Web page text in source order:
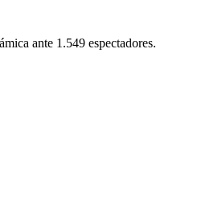
ante 1.549 espectadores.